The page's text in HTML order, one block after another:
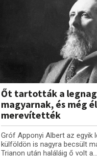
Őt tartották a
magyarnak, és még
merevítették
Gróf Apponyi Albert az egyik
külföldön is nagyra becsült
Trianon után haláláig ő volt a...